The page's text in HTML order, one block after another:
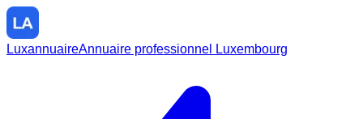
LuxannuaireAnnuaire professionnel Luxembourg